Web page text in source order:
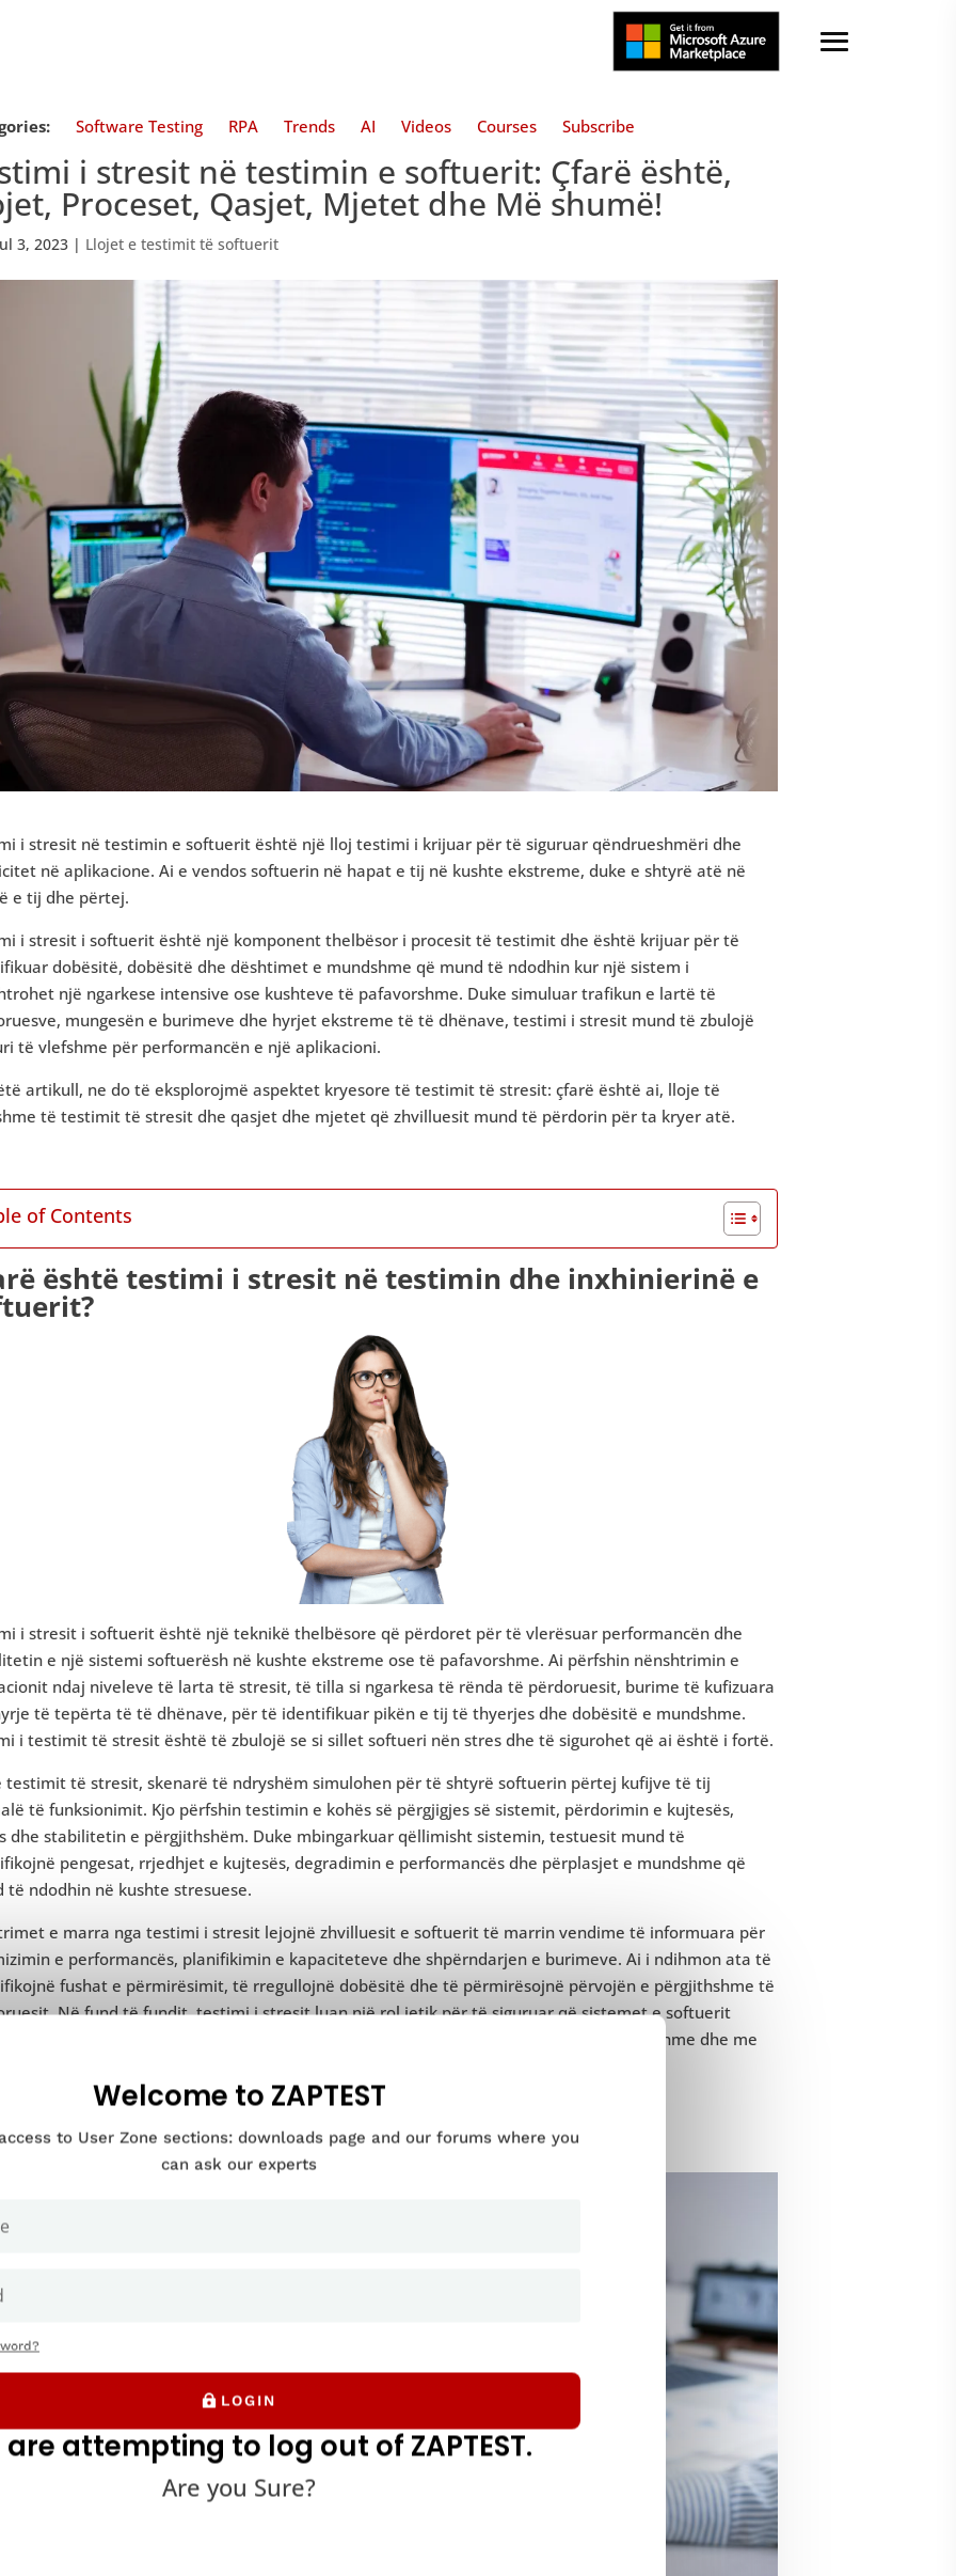
Software Testing RPA Trends AI Videos Courses Subscribe
i stresit në testimin e softuerit: Çfarë është,
Proceset, Qasjet, Mjetet dhe Më shumë!
3, 2023 | Llojet e testimit të softuerit
i stresit në testimin e softuerit është një lloj testimi i krijuar për të siguruar qëndrueshmëri dhe
në aplikacione. Ai e vendos softuerin në hapat e tij në kushte ekstreme, duke e shtyrë atë në
e tij dhe përtej.
i stresit i softuerit është një komponent thelbësor i procesit të testimit dhe është krijuar për të
dobësitë, dobësitë dhe dështimet e mundshme që mund të ndodhin kur një sistem i
një ngarkese intensive ose kushteve të pafavorshme. Duke simuluar trafikun e lartë të
mungesën e burimeve dhe hyrjet ekstreme të të dhënave, testimi i stresit mund të zbulojë
të vlefshme për performancën e një aplikacioni.
artikull, ne do të eksplorojmë aspektet kryesore të testimit të stresit: çfarë është ai, lloje të
të testimit të stresit dhe qasjet dhe mjetet që zhvilluesit mund të përdorin për ta kryer atë.
of Contents
është testimi i stresit në testimin dhe inxhinierinë e
i stresit i softuerit është një teknikë thelbësore që përdoret për të vlerësuar performancën dhe
e një sistemi softuerësh në kushte ekstreme ose të pafavorshme. Ai përfshin nënshtrimin e
ndaj niveleve të larta të stresit, të tilla si ngarkesa të rënda të përdoruesit, burime të kufizuara
të tepërta të të dhënave, për të identifikuar pikën e tij të thyerjes dhe dobësitë e mundshme.
i testimit të stresit është të zbulojë se si sillet softueri nën stres dhe të sigurohet që ai është i fortë.
testimit të stresit, skenarë të ndryshëm simulohen për të shtyrë softuerin përtej kufijve të tij
të funksionimit. Kjo përfshin testimin e kohës së përgjigjes së sistemit, përdorimin e kujtesës,
dhe stabilitetin e përgjithshëm. Duke mbingarkuar qëllimisht sistemin, testuesit mund të
pengesat, rrjedhjet e kujtesës, degradimin e performancës dhe përplasjet e mundshme që
të ndodhin në kushte stresuese.
e marra nga testimi i stresit lejojnë zhvilluesit e softuerit të marrin vendime të informuara për
e performancës, planifikimin e kapaciteteve dhe shpërndarjen e burimeve. Ai i ndihmon ata të
fushat e përmirësimit, të rregullojnë dobësitë dhe të përmirësojnë përvojën e përgjithshme të
Në fund të fundit, testimi i stresit luan një rol jetik për të siguruar që sistemet e softuerit
të përballojnë kërkesat e përdorimit të botës reale, duke ofruar aplikacione të besueshme dhe me
dhe pse duhet të bëni testimin e stresit?
Welcome to ZAPTEST
to User Zone sections: downloads page and our forums where you
can ask our experts
LOGIN
are attempting to log out of ZAPTEST.
Are you Sure?